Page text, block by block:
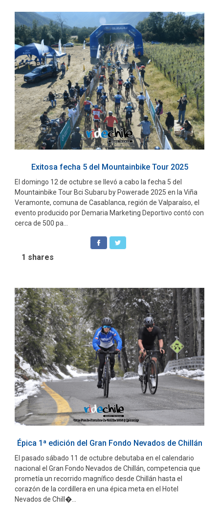
Exitosa fecha 5 del Mountainbike Tour 2025
El domingo 12 de octubre se llevó a cabo la fecha 5 del
Mountainbike Tour Bci Subaru by Powerade 2025 en la Viña
Veramonte, comuna de Casablanca, región de Valparaíso, el
evento producido por Demaria Marketing Deportivo contó con
cerca de 500 pa...
1 shares
Épica 1ª edición del Gran Fondo Nevados de Chillán
El pasado sábado 11 de octubre debutaba en el calendario
nacional el Gran Fondo Nevados de Chillán, competencia que
prometía un recorrido magnífico desde Chillán hasta el
corazón de la cordillera en una épica meta en el Hotel
Nevados de Chill�...